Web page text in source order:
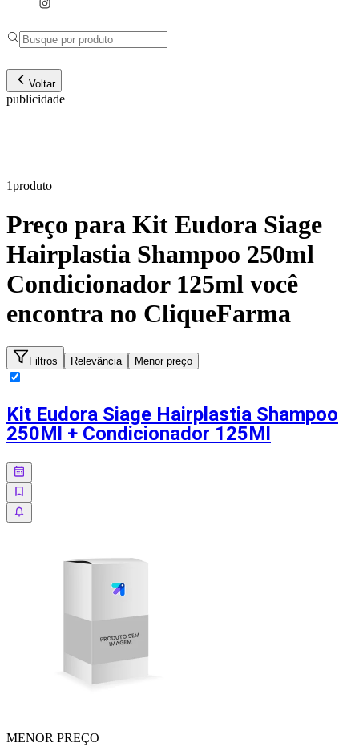
Voltar
publicidade
1produto
Preço para Kit Eudora Siage
Hairplastia Shampoo 250ml
Condicionador 125ml você
encontra no CliqueFarma
Filtros Relevância Menor preço
Kit Eudora Siage Hairplastia Shampoo
250Ml + Condicionador 125Ml
MENOR PREÇO